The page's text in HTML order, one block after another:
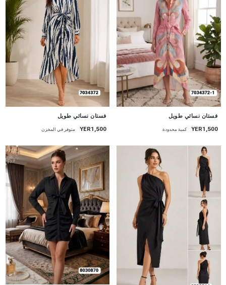
جديد
فستان نسائي طويل
YER1,500 كمية محدودة
جديد
فستان نسائي طويل
YER1,500 متوفر في المخزن